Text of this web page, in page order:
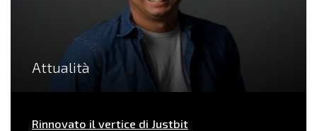
Attualità
Rinnovato il vertice di Justbit